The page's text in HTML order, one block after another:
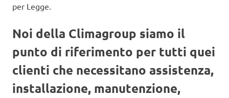
per Legge.
Noi della Climagroup siamo il
punto di riferimento per tutti quei
clienti che necessitano assistenza,
installazione, manutenzione,